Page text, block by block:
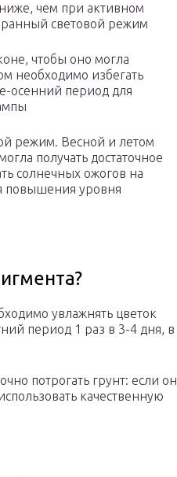
чем при активном
световой режим
чтобы оно могла
необходимо избегать
осенний период для
режим. Весной и летом
получать достаточное
солнечных ожогов на
повышения уровня
увлажнять цветок
период 1 раз в 3-4 дня, в
потрогать грунт: если он
качественную